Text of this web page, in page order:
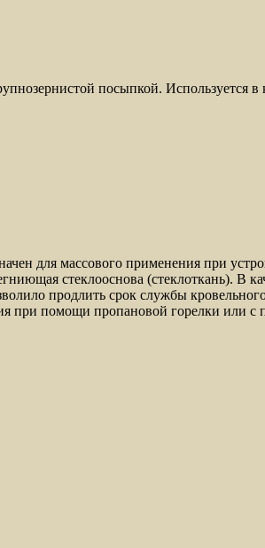
посыпкой. Используется в
для массового применения при
стеклооснова (стеклоткань). В
продлить срок службы
при помощи пропановой горелки или